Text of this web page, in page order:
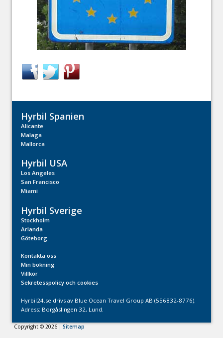
Hyrbil Spanien
Alicante
Malaga
Mallorca
Hyrbil USA
Los Angeles
San Francisco
Miami
Hyrbil Sverige
Stockholm
Arlanda
Göteborg
Kontakta oss
Min bokning
Villkor
Sekretesspolicy och cookies
Hyrbil24.se drivs av Blue Ocean Travel Group AB (556832-8776).
Adress: Borgåslingen 32, Lund.
Copyright © 2026 |Sitemap